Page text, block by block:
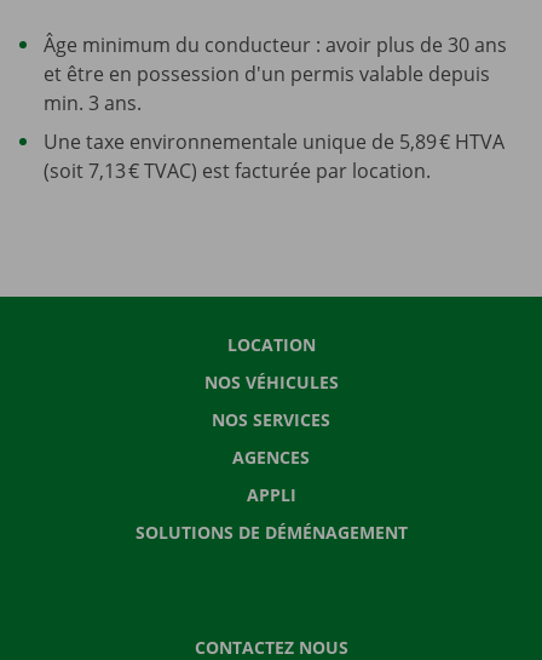
Âge minimum du conducteur : avoir plus de 30 ans
et être en possession d'un permis valable depuis
min. 3 ans.
Une taxe environnementale unique de 5,89 € HTVA
(soit 7,13 € TVAC) est facturée par location.
LOCATION
NOS VÉHICULES
NOS SERVICES
AGENCES
APPLI
SOLUTIONS DE DÉMÉNAGEMENT
CONTACTEZ NOUS